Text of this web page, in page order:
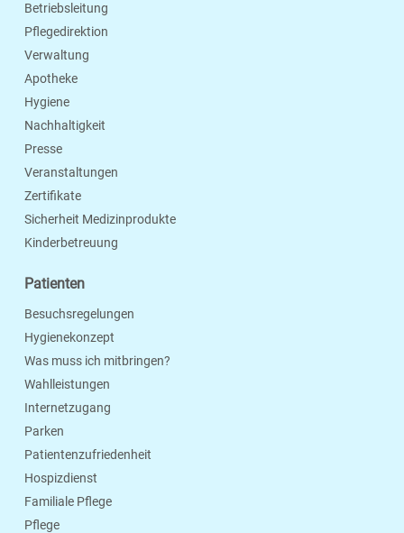
Betriebsleitung
Pflegedirektion
Verwaltung
Apotheke
Hygiene
Nachhaltigkeit
Presse
Veranstaltungen
Zertifikate
Sicherheit Medizinprodukte
Kinderbetreuung
Patienten
Besuchsregelungen
Hygienekonzept
Was muss ich mitbringen?
Wahlleistungen
Internetzugang
Parken
Patientenzufriedenheit
Hospizdienst
Familiale Pflege
Pflege